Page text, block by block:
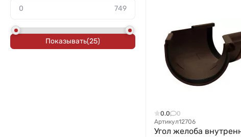
0.0
0
Артикул12706
Угол желоба
Показывать(25)